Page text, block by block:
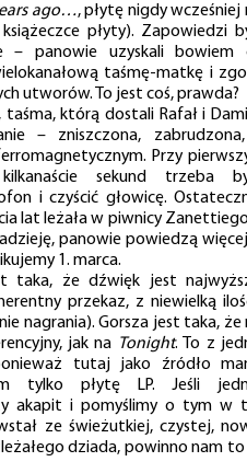
ago…, płytę nigdy wcześniej
płyty). Zapowiedzi
– panowie uzyskali bowiem
taśmę-matkę i
utworów. To jest coś, prawda?
taśma, którą dostali Rafał i
– zniszczona,
Przy
sekund trzeba
i czyścić głowicę.
lat leżała w piwnicy
panowie powiedzą
1. marca.
taka, że dźwięk jest
przekaz, z niewielką
nagrania). Gorsza jest taka, że
jak na Tonight. To z
tutaj jako źródło
tylko płytę LP. Jeśli
akapit i pomyślimy o tym w
ze świeżutkiej, czystej,
dziada, powinno nam to